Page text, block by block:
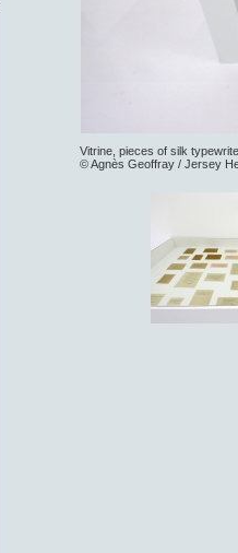
Vitrine, pieces of silk
© Agnès Geoffray / Jersey